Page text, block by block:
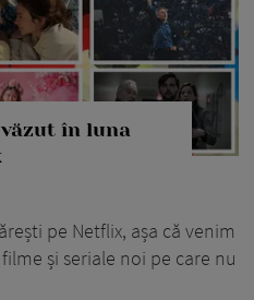
în luna
pe Netflix, așa că venim
și seriale noi pe care nu